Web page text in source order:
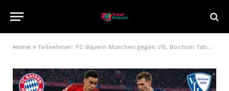
Home » Teilnehmer: FC Bayern München gegen VfL Bochum Tabelle – Analyse, Statistik und Hintergrund